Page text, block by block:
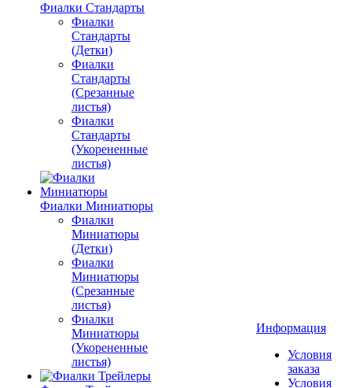
Фиалки Стандарты
Фиалки
Стандарты
(Детки)
Фиалки
Стандарты
(Срезанные
листья)
Фиалки
Стандарты
(Укорененные
листья)
Фиалки Миниатюры
Фиалки
Миниатюры
(Детки)
Фиалки
Миниатюры
(Срезанные
листья)
Фиалки
Миниатюры
(Укорененные
листья)
Информация
Условия
заказа
Условия